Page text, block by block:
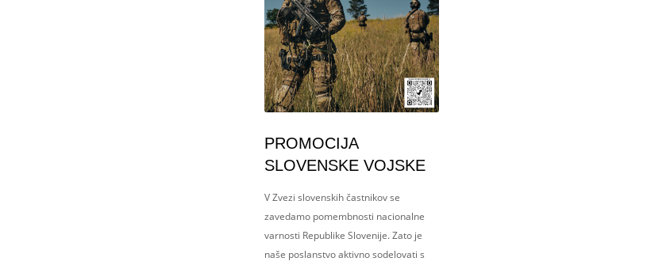
PROMOCIJA
SLOVENSKE VOJSKE
V Zvezi slovenskih častnikov se
zavedamo pomembnosti nacionalne
varnosti Republike Slovenije. Zato je
naše poslanstvo aktivno sodelovati s